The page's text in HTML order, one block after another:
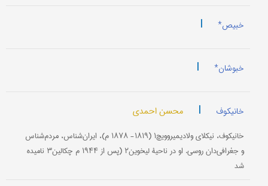
خبیص* |
خبوشان* |
خانیکوف | محسن احمدی
خانیکوف، نیکلای ولادیمیروویچ۱ (۱۸۱۹- ۱۸۷۸ م)، ایران‌شناس، مردم‌شناس
و جغرافی‌دان روسی. او در ناحیۀ لیخوین۲ (پس از ۱۹۴۴ م چکالین۳ نامیده
شد